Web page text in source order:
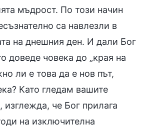
мъдрост. По този начин
са навлезли в
на днешния ден. И дали Бог
доведе човека до „края на
ли е това да е нов път,
Като гледам вашите
изглежда, че Бог прилага
на изключителна